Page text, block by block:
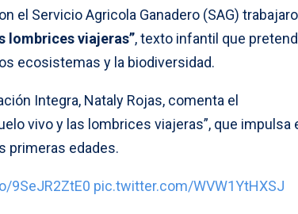
el Servicio Agricola Ganadero (SAG)
lombrices viajeras”, texto infantil que
ecosistemas y la biodiversidad.
Integra, Nataly Rojas, comenta el
vivo y las lombrices viajeras”, que impulsa
primeras edades.
9SeJR2ZtE0 pic.twitter.com/WVW1YtHXSJ